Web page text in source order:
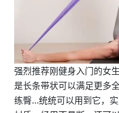
强烈推荐刚健身入门的女
是长条带状可以满足更多
练臀...统统可以用到它，